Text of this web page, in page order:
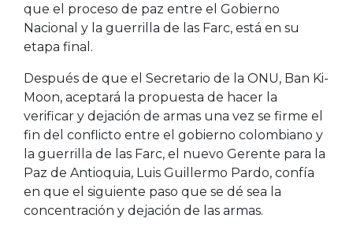
que el proceso de paz entre el Gobierno
Nacional y la guerrilla de las Farc, está en su
etapa final.
Después de que el Secretario de la ONU, Ban Ki-
Moon, aceptará la propuesta de hacer la
verificar y dejación de armas una vez se firme el
fin del conflicto entre el gobierno colombiano y
la guerrilla de las Farc, el nuevo Gerente para la
Paz de Antioquia, Luis Guillermo Pardo, confía
en que el siguiente paso que se dé sea la
concentración y dejación de las armas.